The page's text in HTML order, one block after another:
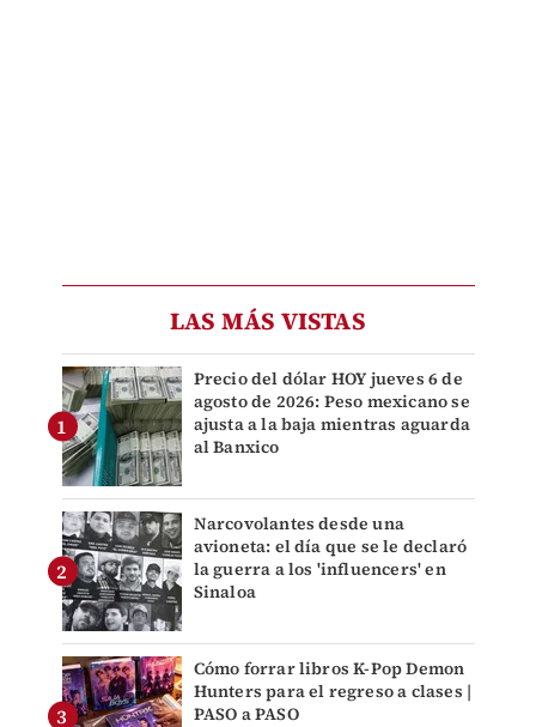
LAS MÁS VISTAS
Precio del dólar HOY jueves 6 de
agosto de 2026: Peso mexicano se
ajusta a la baja mientras aguarda
al Banxico
Narcovolantes desde una
avioneta: el día que se le declaró
la guerra a los 'influencers' en
Sinaloa
Cómo forrar libros K-Pop Demon
Hunters para el regreso a clases |
PASO a PASO